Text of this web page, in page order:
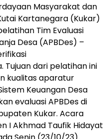
Masyarakat dan
Kartanegara (Kukar)
Tim Evaluasi
Desa (APBDes) –
Tujuan dari pelatihan ini
kualitas aparatur
Keuangan Desa
evaluasi APBDes di
Kukar. Acara
I Akhmad Taufik Hidayat